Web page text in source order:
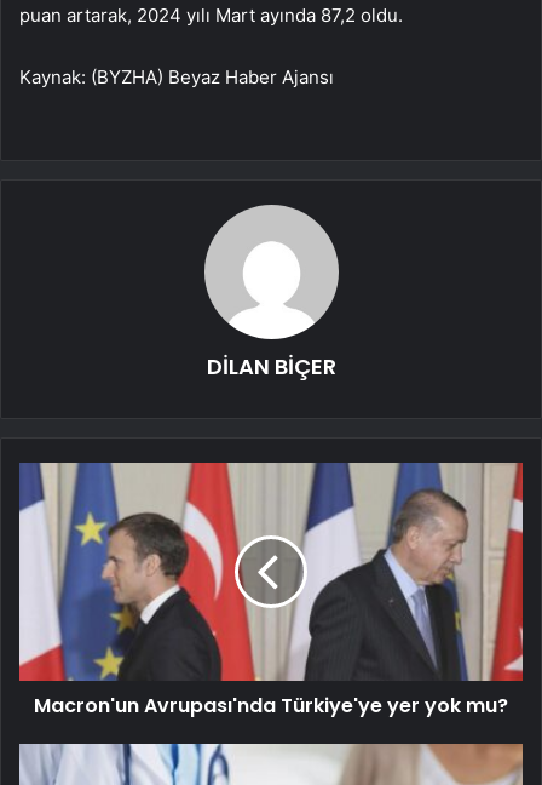
puan artarak, 2024 yılı Mart ayında 87,2 oldu.
Kaynak: (BYZHA) Beyaz Haber Ajansı
DİLAN BİÇER
Macron'un Avrupası'nda Türkiye'ye yer yok mu?